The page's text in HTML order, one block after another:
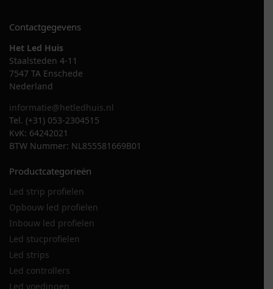
Contactgegevens
Het Led Huis
Staalsteden 4-11
7547 TA Enschede
Nederland
informatie@hetledhuis.nl
Tel. (+31) 053-2304515
KvK: 64242021
BTW Nummer: NL855581669B01
Productcategorieën
Led strip profielen
Opbouw led profielen
Inbouw led profielen
Led stucprofielen
Led strips
Led controllers
Led voedingen